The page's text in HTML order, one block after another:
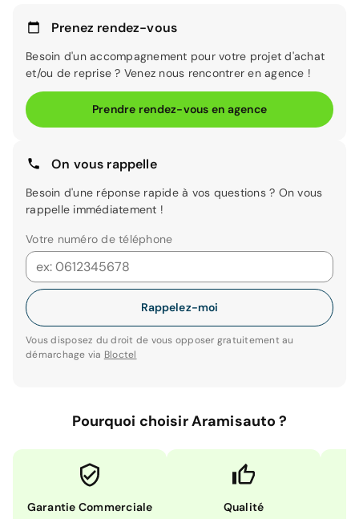
Prenez rendez-vous
Besoin d'un accompagnement pour votre projet d'achat
et/ou de reprise ? Venez nous rencontrer en agence !
Prendre rendez-vous en agence
On vous rappelle
Besoin d'une réponse rapide à vos questions ? On vous
rappelle immédiatement !
Votre numéro de téléphone
Rappelez-moi
Vous disposez du droit de vous opposer gratuitement au
démarchage via Bloctel
Pourquoi choisir Aramisauto ?
Garantie Commerciale Qualité